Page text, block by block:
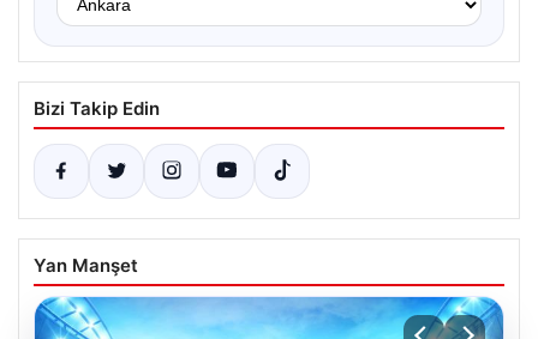
Bizi Takip Edin
Yan Manşet